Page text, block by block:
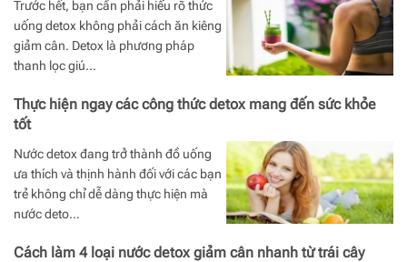
Trước hết, bạn cần phải hiểu rõ thức
uống detox không phải cách ăn kiêng
giảm cân. Detox là phương pháp
thanh lọc giú…
Thực hiện ngay các công thức detox mang đến sức khỏe
tốt
Nước detox đang trở thành đồ uống
ưa thích và thịnh hành đối với các bạn
trẻ không chỉ dễ dàng thực hiện mà
nước deto…
Cách làm 4 loại nước detox giảm cân nhanh từ trái cây